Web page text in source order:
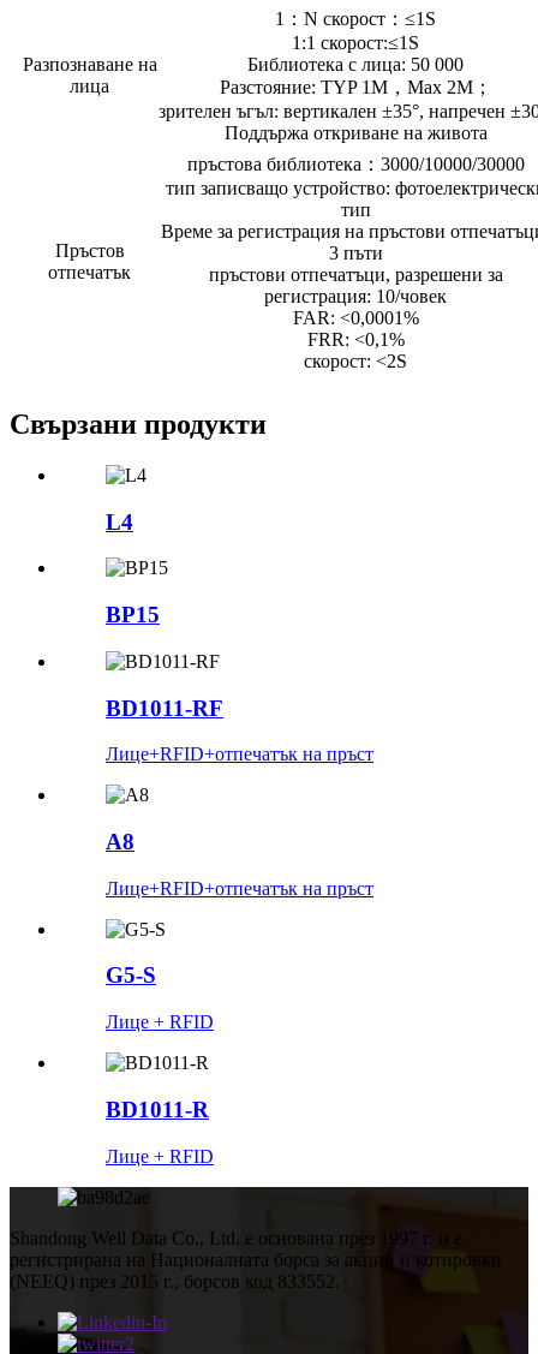
Разпознаване на
лица
1：N скорост：≤1S
1:1 скорост:≤1S
Библиотека с лица: 50 000
Разстояние: TYP 1M，Max 2M；
зрителен ъгъл: вертикален ±35°, напречен
Поддържа откриване на живота
Пръстов
отпечатък
пръстова библиотека：3000/10000/30000
тип записващо устройство:
тип
Време за регистрация на пръстови
3 пъти
пръстови отпечатъци, разрешени за
регистрация: 10/човек
FAR: <0,0001%
FRR: <0,1%
скорост: <2S
Свързани продукти
L4
BP15
BD1011-RF
Лице+RFID+отпечатък на пръст
A8
Лице+RFID+отпечатък на пръст
G5-S
Лице + RFID
BD1011-R
Лице + RFID
Shandong Well Data Co., Ltd. е основана през 1997 г. и е
регистрирана на Националната борса за акции и котировки
(NEEQ) през 2015 г., борсов код 833552.